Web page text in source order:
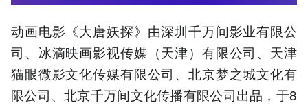
动画电影《大唐妖探》由深圳千万间影业有限公
司、冰滴映画影视传媒（天津）有限公司、天津
猫眼微影文化传媒有限公司、北京梦之城文化有
限公司、北京千万间文化传播有限公司出品，于8